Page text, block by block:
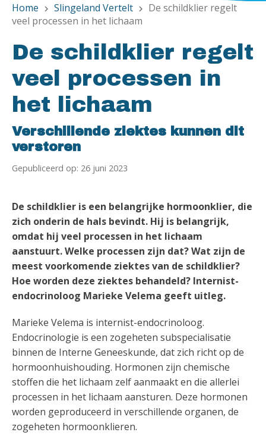
Home chevron_right Slingeland Vertelt chevron_right
De schildklier regelt
veel processen in het lichaam
De schildklier regelt
veel processen in
het lichaam
Verschillende ziektes kunnen dit
verstoren
Gepubliceerd op: 26 juni 2023
De schildklier is een belangrijke hormoonklier, die
zich onderin de hals bevindt. Hij is belangrijk,
omdat hij veel processen in het lichaam
aanstuurt. Welke processen zijn dat? Wat zijn de
meest voorkomende ziektes van de schildklier?
Hoe worden deze ziektes behandeld? Internist-
endocrinoloog Marieke Velema geeft uitleg.
Marieke Velema is internist-endocrinoloog.
Endocrinologie is een zogeheten subspecialisatie
binnen de Interne Geneeskunde, dat zich richt op de
hormoonhuishouding. Hormonen zijn chemische
stoffen die het lichaam zelf aanmaakt en die allerlei
processen in het lichaam aansturen. Deze hormonen
worden geproduceerd in verschillende organen, de
zogeheten hormoonklieren.